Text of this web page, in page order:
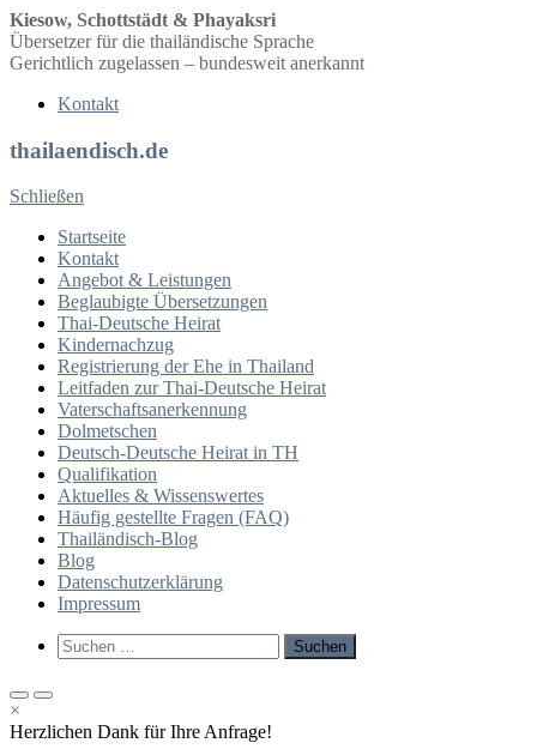
Kiesow, Schottstädt & Phayaksri
Übersetzer für die thailändische Sprache
Gerichtlich zugelassen – bundesweit anerkannt
Kontakt
thailaendisch.de
Schließen
Startseite
Kontakt
Angebot & Leistungen
Beglaubigte Übersetzungen
Thai-Deutsche Heirat
Kindernachzug
Registrierung der Ehe in Thailand
Leitfaden zur Thai-Deutsche Heirat
Vaterschaftsanerkennung
Dolmetschen
Deutsch-Deutsche Heirat in TH
Qualifikation
Aktuelles & Wissenswertes
Häufig gestellte Fragen (FAQ)
Thailändisch-Blog
Blog
Datenschutzerklärung
Impressum
Such-
Formular
Suchen
nach:
Primäres
Menü
für
Primäres
Menü
für
×
Herzlichen Dank für Ihre Anfrage!